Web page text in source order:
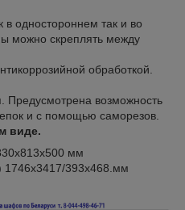
в одностороннем так и во
можно скреплять между
обработкой.
Предусмотрена возможность
и с помощью саморезов.
виде.
мм
1746х3417/393х468.мм